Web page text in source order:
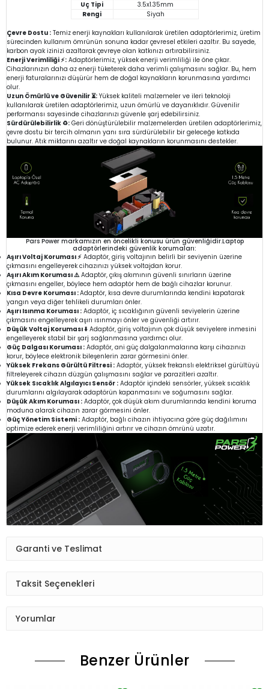
Uç Tipi
3.5x1.35mm
Rengi
Siyah
Çevre Dostu : Temiz enerji kaynakları kullanılarak üretilen adaptörlerimiz, üretim
sürecinden kullanım ömrünün sonuna kadar çevresel etkileri azaltır. Bu sayede,
karbon ayak izinizi azaltarak çevreye olan katkınızı artırabilirsiniz.
Enerji Verimliliği ⚡: Adaptörlerimiz, yüksek enerji verimliliği ile öne çıkar.
Cihazlarınızın daha az enerji tüketerek daha verimli çalışmasını sağlar. Bu, hem
enerji faturalarınızı düşürür hem de doğal kaynakların korunmasına yardımcı
olur.
Uzun Ömürlü ve Güvenilir ⏳: Yüksek kaliteli malzemeler ve ileri teknoloji
kullanılarak üretilen adaptörlerimiz, uzun ömürlü ve dayanıklıdır. Güvenilir
performansı sayesinde cihazlarınızı güvenle şarj edebilirsiniz.
Sürdürülebilirlik ♻️: Geri dönüştürülebilir malzemelerden üretilen adaptörlerimiz,
çevre dostu bir tercih olmanın yanı sıra sürdürülebilir bir geleceğe katkıda
bulunur. Atık miktarını azaltır ve doğal kaynakların korunmasını destekler.
Pars Power markamızın en öncelikli konusu ürün güvenliğidir.Laptop
adaptörlerindeki güvenlik korumaları:
Aşırı Voltaj Koruması ⚡ Adaptör, giriş voltajının belirli bir seviyenin üzerine
çıkmasını engelleyerek cihazınızı yüksek voltajdan korur.
Aşırı Akım Koruması ⚠️Adaptör, çıkış akımının güvenli sınırların üzerine
çıkmasını engeller, böylece hem adaptör hem de bağlı cihazlar korunur.
Kısa Devre Koruması :Adaptör, kısa devre durumlarında kendini kapatarak
yangın veya diğer tehlikeli durumları önler.
Aşırı Isınma Koruması : Adaptör, iç sıcaklığının güvenli seviyelerin üzerine
çıkmasını engelleyerek aşırı ısınmayı önler ve güvenliği artırır.
Düşük Voltaj Koruması ⬇️ Adaptör, giriş voltajının çok düşük seviyelere inmesini
engelleyerek stabil bir şarj sağlanmasına yardımcı olur.
Güç Dalgası Koruması : Adaptör, ani güç dalgalanmalarına karşı cihazınızı
korur, böylece elektronik bileşenlerin zarar görmesini önler.
Yüksek Frekans Gürültü Filtresi : Adaptör, yüksek frekanslı elektriksel gürültüyü
filtreleyerek cihazın düzgün çalışmasını sağlar ve parazitleri azaltır.
Yüksek Sıcaklık Algılayıcı Sensör : Adaptör içindeki sensörler, yüksek sıcaklık
durumlarını algılayarak adaptörün kapanmasını ve soğumasını sağlar.
Düşük Akım Koruması : Adaptör, çok düşük akım durumlarında kendini koruma
moduna alarak cihazın zarar görmesini önler.
Güç Yönetim Sistemi : Adaptör, bağlı cihazın ihtiyacına göre güç dağılımını
optimize ederek enerji verimliliğini artırır ve cihazın ömrünü uzatır.
Garanti ve Teslimat
Taksit Seçenekleri
Yorumlar
Benzer Ürünler